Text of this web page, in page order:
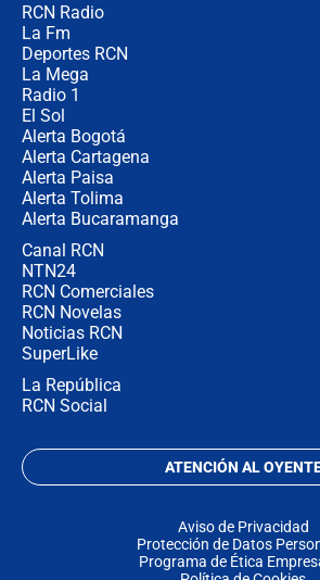
RCN Radio
La Fm
Deportes RCN
La Mega
Radio 1
El Sol
Alerta Bogotá
Alerta Cartagena
Alerta Paisa
Alerta Tolima
Alerta Bucaramanga
Canal RCN
NTN24
RCN Comerciales
RCN Novelas
Noticias RCN
SuperLike
La República
RCN Social
ATENCIÓN AL
Aviso de Privacidad
Protección de Datos
Programa de Ética